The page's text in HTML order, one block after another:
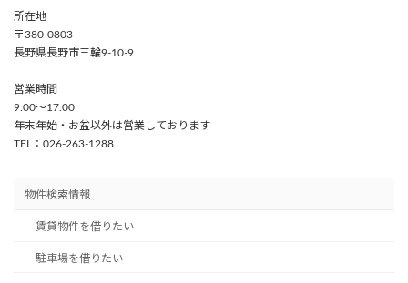
所在地
〒380-0803
長野県長野市三輪9-10-9
営業時間
9:00〜17:00
年末年始・お盆以外は営業しております
TEL：026-263-1288
物件検索情報
賃貸物件を借りたい
駐車場を借りたい